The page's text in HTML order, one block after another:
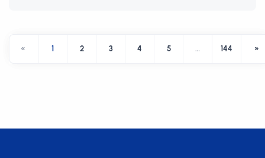
« 1 2 3 4 5 … 144 »